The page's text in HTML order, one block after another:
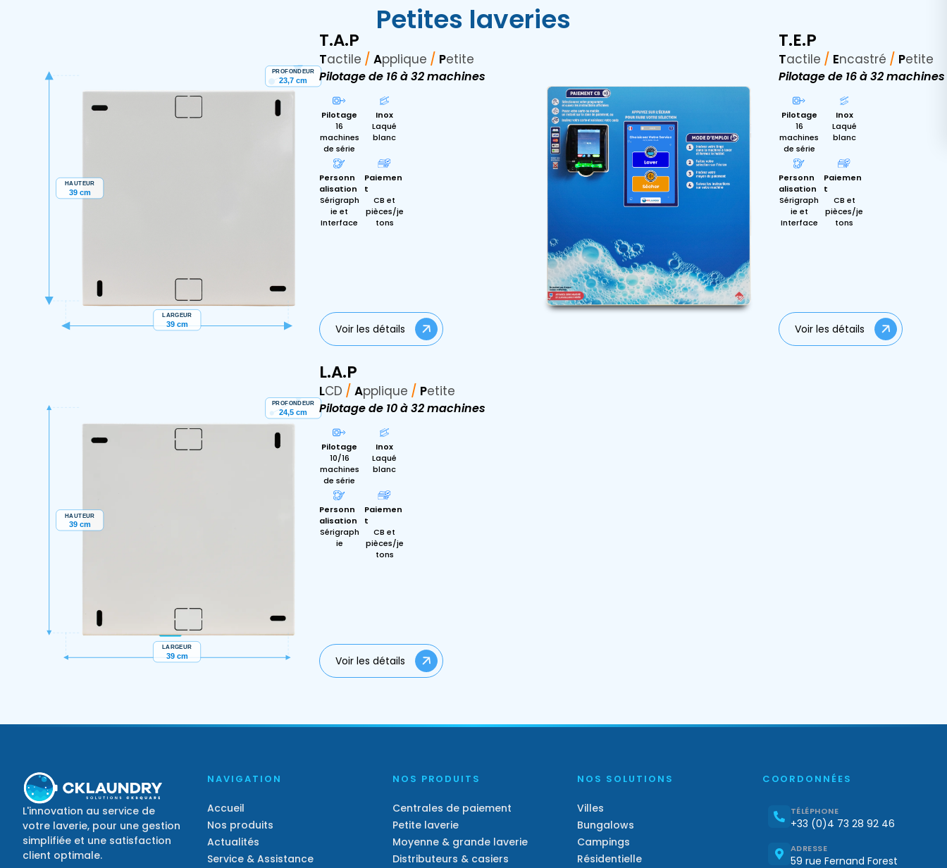
Petites laveries
T.A.P
Tactile / Applique / Petite
Pilotage de 16 à 32 machines
Pilotage
16
machines
de série
Inox
Laqué
blanc
Personn
alisation
Sérigraph
ie et
Interface
Paiemen
t
CB et
pièces/je
tons
Voir les détails
T.E.P
Tactile / Encastré / Petite
Pilotage de 16 à 32 machines
Pilotage
16
machines
de série
Inox
Laqué
blanc
Personn
alisation
Sérigraph
ie et
Interface
Paiemen
t
CB et
pièces/je
tons
Voir les détails
L.A.P
LCD / Applique / Petite
Pilotage de 10 à 32 machines
Pilotage
10/16
machines
de série
Inox
Laqué
blanc
Personn
alisation
Sérigraph
ie
Paiemen
t
CB et
pièces/je
tons
Voir les détails
L'innovation au service de
votre laverie, pour une gestion
simplifiée et une satisfaction
client optimale.
NAVIGATION
Accueil
Nos produits
Actualités
Service & Assistance
NOS PRODUITS
Centrales de paiement
Petite laverie
Moyenne & grande laverie
Distributeurs & casiers
NOS SOLUTIONS
Villes
Bungalows
Campings
Résidentielle
COORDONNÉES
TÉLÉPHONE
+33 (0)4 73 28 92 46
ADRESSE
59 rue Fernand Forest